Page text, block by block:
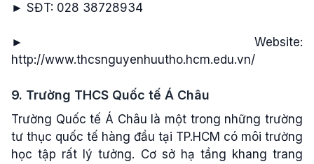
► SĐT: 028 38728934
► Website:
http://www.thcsnguyenhuutho.hcm.edu.vn/
9. Trường THCS Quốc tế Á Châu
Trường Quốc tế Á Châu là một trong những trường
tư thục quốc tế hàng đầu tại TP.HCM có môi trường
học tập rất lý tưởng. Cơ sở hạ tầng khang trang